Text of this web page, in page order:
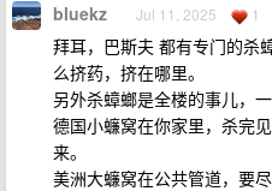
bluekz Jul 11, 2025 1
拜耳，巴斯夫 都有专门的杀
么挤药，挤在哪里。
另外杀蟑螂是全楼的事儿，
德国小蠊窝在你家里，杀完
来。
美洲大蠊窝在公共管道，要